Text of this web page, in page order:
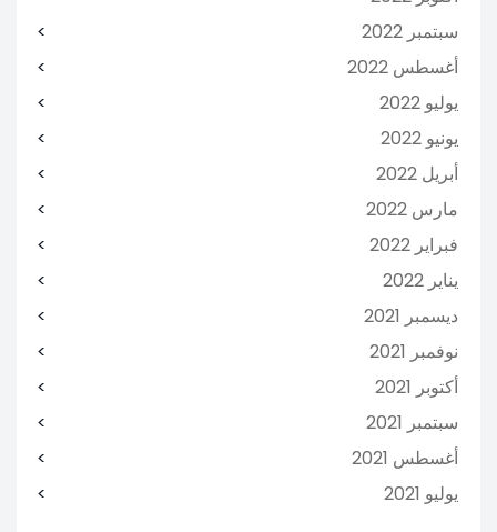
سبتمبر 2022
أغسطس 2022
يوليو 2022
يونيو 2022
أبريل 2022
مارس 2022
فبراير 2022
يناير 2022
ديسمبر 2021
نوفمبر 2021
أكتوبر 2021
سبتمبر 2021
أغسطس 2021
يوليو 2021